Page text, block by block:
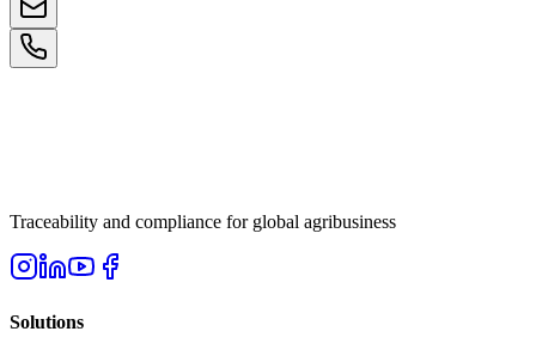
Traceability and compliance for global agribusiness
Solutions